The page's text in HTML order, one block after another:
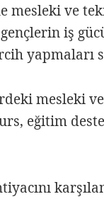
mesleki ve
iş
yapmaları
mesleki
eğitim